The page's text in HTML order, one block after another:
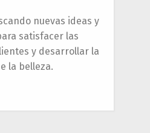
nuevas ideas y
satisfacer las
y desarrollar la
la belleza.